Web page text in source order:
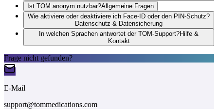
Ist TOM anonym nutzbar?Allgemeine Fragen
Wie aktiviere oder deaktiviere ich Face-ID oder den PIN-Schutz?
Datenschutz & Datensicherung
In welchen Sprachen antwortet der TOM-Support?Hilfe &
Kontakt
Frage nicht gefunden?
E-Mail
support@tommedications.com